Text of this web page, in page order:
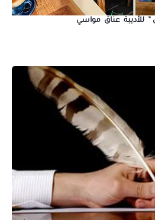
للأديبة عناق مواسي